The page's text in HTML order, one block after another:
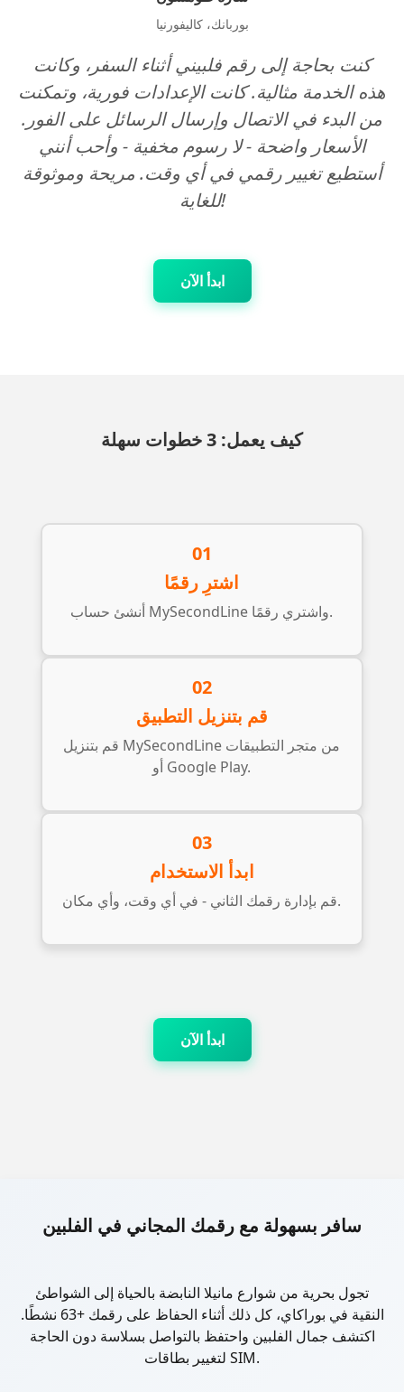
بوربانك، كاليفورنيا
كنت بحاجة إلى رقم فلبيني أثناء السفر، وكانت
هذه الخدمة مثالية. كانت الإعدادات فورية، وتمكنت
من البدء في الاتصال وإرسال الرسائل على الفور.
الأسعار واضحة - لا رسوم مخفية - وأحب أنني
أستطيع تغيير رقمي في أي وقت. مريحة وموثوقة
للغاية!
ابدأ الآن
كيف يعمل: 3 خطوات سهلة
01
اشترِ رقمًا
أنشئ حساب MySecondLine واشتري رقمًا.
02
قم بتنزيل التطبيق
قم بتنزيل MySecondLine من متجر التطبيقات
أو Google Play.
03
ابدأ الاستخدام
قم بإدارة رقمك الثاني - في أي وقت، وأي مكان.
ابدأ الآن
سافر بسهولة مع رقمك المجاني في الفلبين
تجول بحرية من شوارع مانيلا النابضة بالحياة إلى الشواطئ
النقية في بوراكاي، كل ذلك أثناء الحفاظ على رقمك +63 نشطًا.
اكتشف جمال الفلبين واحتفظ بالتواصل بسلاسة دون الحاجة
لتغيير بطاقات SIM.